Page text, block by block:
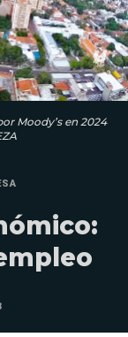
Moody’s en 2024